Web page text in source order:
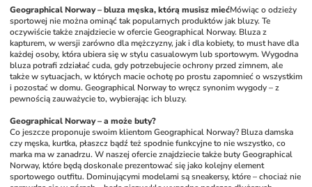
Geographical Norway – bluza męska, którą musisz miećMówiąc o odzieży
sportowej nie można ominąć tak popularnych produktów jak bluzy. Te
oczywiście także znajdziecie w ofercie Geographical Norway. Bluza z
kapturem, w wersji zarówno dla mężczyzny, jak i dla kobiety, to must have dla
każdej osoby, która ubiera się w stylu casualowym lub sportowym. Wygodna
bluza potrafi zdziałać cuda, gdy potrzebujecie ochrony przed zimnem, ale
także w sytuacjach, w których macie ochotę po prostu zapomnieć o wszystkim
i pozostać w domu. Geographical Norway to wręcz synonim wygody – z
pewnością zauważycie to, wybierając ich bluzy.
Geographical Norway – a może buty?
Co jeszcze proponuje swoim klientom Geographical Norway? Bluza damska
czy męska, kurtka, płaszcz bądź też spodnie funkcyjne to nie wszystko, co
marka ma w zanadrzu. W naszej ofercie znajdziecie także buty Geographical
Norway, które będą doskonale prezentować się jako kolejny element
sportowego outfitu. Dominującymi modelami są sneakersy, które – chociaż nie